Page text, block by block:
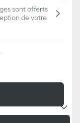
sont offerts
de votre